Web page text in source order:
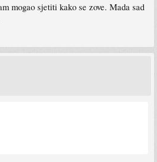
mogao sjetiti kako se zove. Mada sad